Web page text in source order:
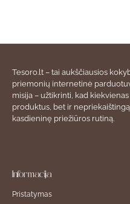
Tesoro.lt – tai aukščiausios
priemonių internetinė
misija – užtikrinti, kad
produktus, bet ir
kasdieninę priežiūros rutiną.
Informacija
Pristatymas